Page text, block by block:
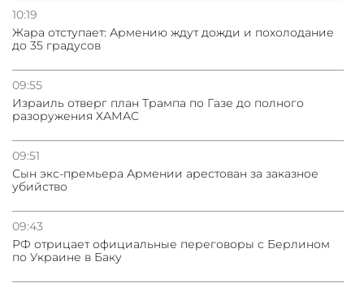
10:19
Жара отступает: Армению ждут дожди и похолодание
до 35 градусов
09:55
Израиль отверг план Трампа по Газе до полного
разоружения ХАМАС
09:51
Сын экс-премьера Армении арестован за заказное
убийство
09:43
РФ отрицает официальные переговоры с Берлином
по Украине в Баку